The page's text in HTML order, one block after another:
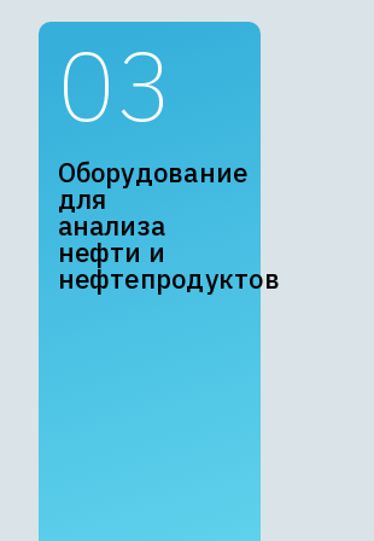
Оборудование
для
анализа
нефти и
нефтепродуктов